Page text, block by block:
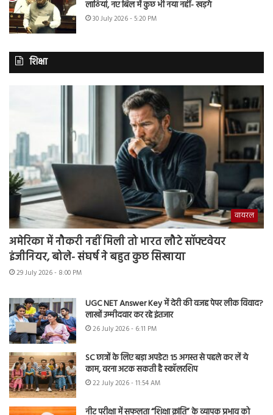
लाठियां, नए बिल में कुछ भी नया नहीं- खड़गे
30 July 2026 - 5:20 PM
शिक्षा
वायरल
अमेरिका में नौकरी नहीं मिली तो भारत लौटे सॉफ्टवेयर
इंजीनियर, बोले- संघर्ष ने बहुत कुछ सिखाया
29 July 2026 - 8:00 PM
UGC NET Answer Key में देरी की वजह पेपर लीक विवाद?
लाखों उम्मीदवार कर रहे इंतजार
26 July 2026 - 6:11 PM
SC छात्रों के लिए बड़ा अपडेट! 15 अगस्त से पहले कर लें ये
काम, वरना अटक सकती है स्कॉलरशिप
22 July 2026 - 11:54 AM